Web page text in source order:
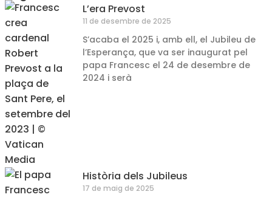
L’era Prevost
11 de desembre de 2025
S’acaba el 2025 i, amb ell, el Jubileu de
l’Esperança, que va ser inaugurat pel
papa Francesc el 24 de desembre de
2024 i serà
Història dels Jubileus
17 de maig de 2025